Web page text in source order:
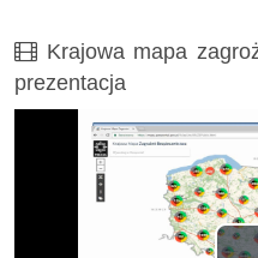
Film
Krajowa mapa
prezentacja